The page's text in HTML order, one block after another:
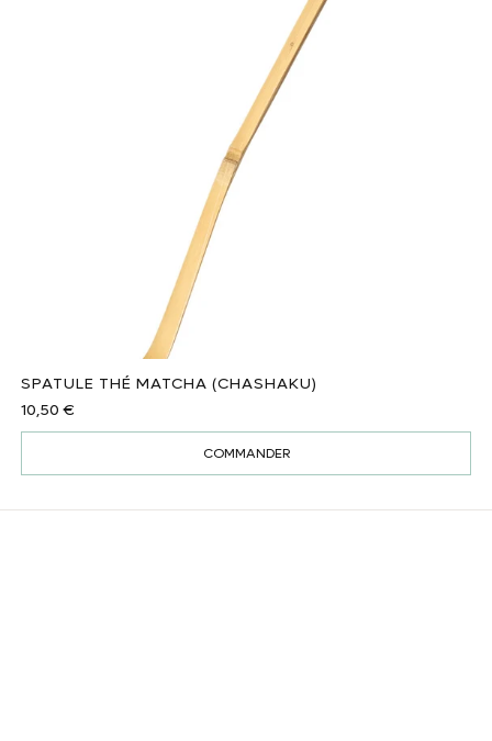
SPATULE THÉ MATCHA (CHASHAKU)
Prix habituel
10,50 €
COMMANDER